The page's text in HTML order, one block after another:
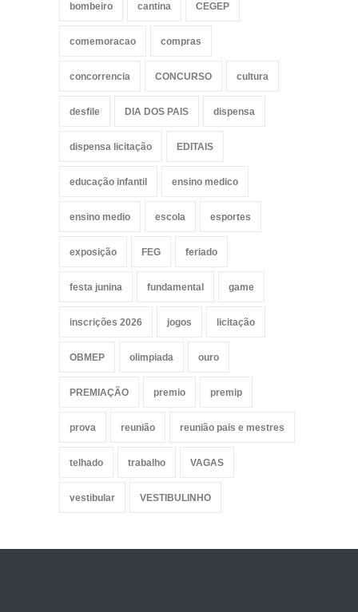
bombeiro cantina CEGEP
comemoracao compras
concorrencia CONCURSO cultura
desfile DIA DOS PAIS dispensa
dispensa licitação EDITAIS
educação infantil ensino medico
ensino medio escola esportes
exposição FEG feriado
festa junina fundamental game
inscrições 2026 jogos licitação
OBMEP olimpiada ouro
PREMIAÇÃO premio premip
prova reunião reunião pais e mestres
telhado trabalho VAGAS
vestibular VESTIBULINHO